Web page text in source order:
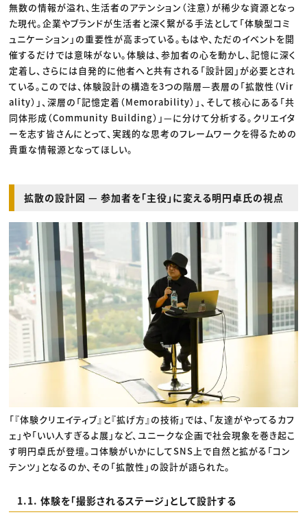
無数の情報が溢れ、生活者のアテンション（注意）が稀少な資源となっ
た現代。企業やブランドが生活者と深く繋がる手法として「体験型コミ
ュニケーション」の重要性が高まっている。もはや、ただのイベントを開
催するだけでは意味がない。体験は、参加者の心を動かし、記憶に深く
定着し、さらには自発的に他者へと共有される「設計図」が必要とされ
ている。このでは、体験設計の構造を3つの階層—表層の「拡散性（Vir
ality）」、深層の「記憶定着（Memorability）」、そして核心にある「共
同体形成（Community Building）」—に分けて分析する。クリエイタ
ーを志す皆さんにとって、実践的な思考のフレームワークを得るための
貴重な情報源となってほしい。
拡散の設計図 — 参加者を「主役」に変える明円卓氏の視点
「『体験クリエイティブ』と『拡げ方』の技術」では、「友達がやってるカフ
ェ」や「いい人すぎるよ展」など、ユニークな企画で社会現象を巻き起こ
す明円卓氏が登壇。コ体験がいかにしてSNS上で自然と拡がる「コン
テンツ」となるのか、その「拡散性」の設計が語られた。
1.1. 体験を「撮影されるステージ」として設計する